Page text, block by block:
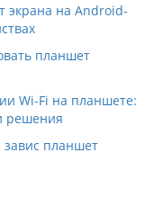
экрана на Android-
планшет
Wi-Fi на планшете:
решения
завис планшет